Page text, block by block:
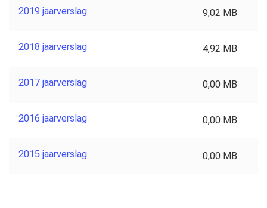
2019 jaarverslag 9,02 MB
2018 jaarverslag 4,92 MB
2017 jaarverslag 0,00 MB
2016 jaarverslag 0,00 MB
2015 jaarverslag 0,00 MB